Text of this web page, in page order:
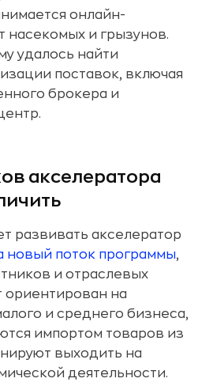
онлайн-
насекомых и грызунов.
удалось найти
поставок, включая
брокера и
акселератора
развивать акселератор
новый поток программы,
и отраслевых
ориентирован на
и среднего бизнеса,
импортом товаров из
выходить на
деятельности.